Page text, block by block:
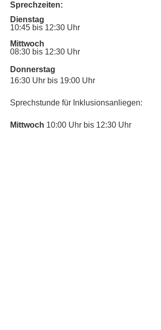
Sprechzeiten:
Dienstag
10:45 bis 12:30 Uhr
Mittwoch
08:30 bis 12:30 Uhr
Donnerstag
16:30 Uhr bis 19:00 Uhr
Sprechstunde für Inklusionsanliegen:
Mittwoch 10:00 Uhr bis 12:30 Uhr